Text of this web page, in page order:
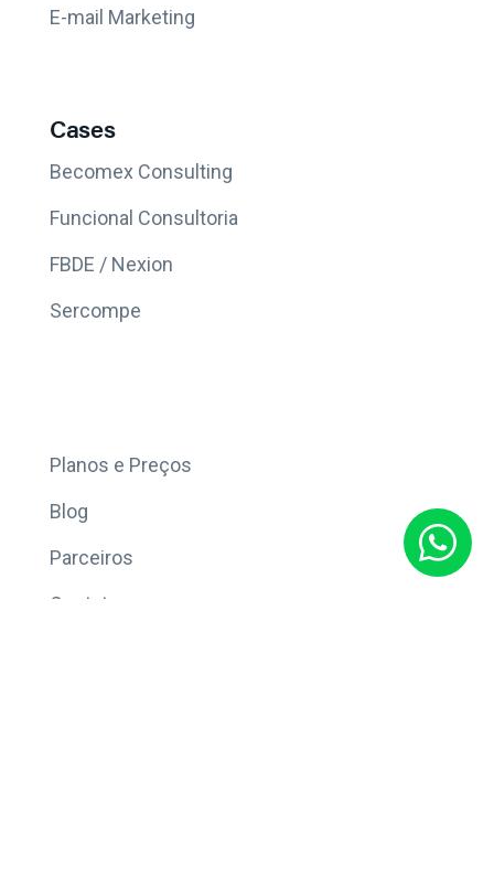
E-mail Marketing
Cases
Becomex Consulting
Funcional Consultoria
FBDE / Nexion
Sercompe
Planos e Preços
Blog
Parceiros
Contato